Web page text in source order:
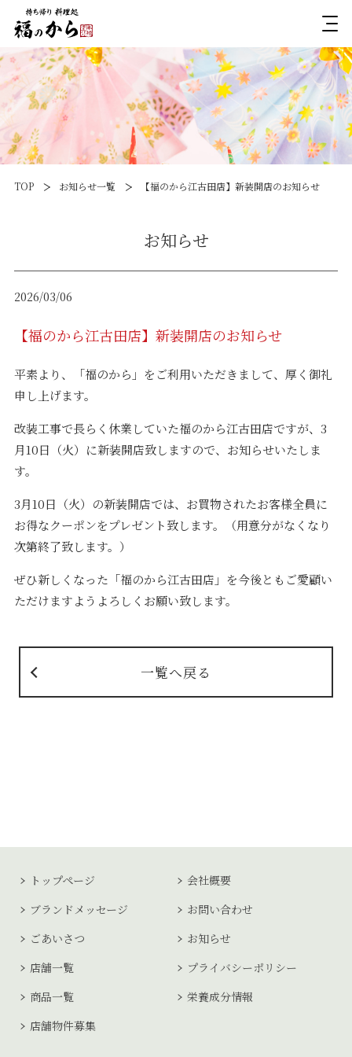
TOP お知らせ一覧 【福のから江古田店】新装開店のお知らせ
お知らせ
2026/03/06
【福のから江古田店】新装開店のお知らせ
平素より、「福のから」をご利用いただきまして、厚く御礼
申し上げます。
改装工事で長らく休業していた福のから江古田店ですが、3
月10日（火）に新装開店致しますので、お知らせいたしま
す。
3月10日（火）の新装開店では、お買物されたお客様全員に
お得なクーポンをプレゼント致します。（用意分がなくなり
次第終了致します。）
ぜひ新しくなった「福のから江古田店」を今後ともご愛顧い
ただけますようよろしくお願い致します。
一覧へ戻る
トップページ
会社概要
ブランドメッセージ
お問い合わせ
ごあいさつ
お知らせ
店舗一覧
プライバシーポリシー
商品一覧
栄養成分情報
店舗物件募集